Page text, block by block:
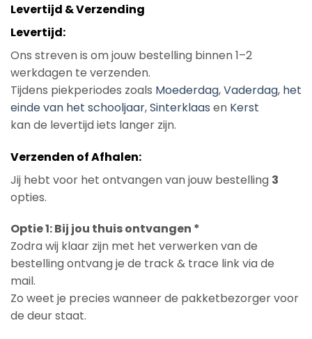
Levertijd & Verzending
Levertijd:
Ons streven is om jouw bestelling binnen 1–2
werkdagen te verzenden.
Tijdens piekperiodes zoals Moederdag,Vaderdag, het
einde van het schooljaar,Sinterklaas en Kerst
kan de levertijd iets langer zijn.
Verzenden of Afhalen:
Jij hebt voor het ontvangen van jouw bestelling 3
opties.
Optie 1: Bij jou thuis ontvangen *
Zodra wij klaar zijn met het verwerken van de
bestelling ontvang je de track & trace link via de
mail.
Zo weet je precies wanneer de pakketbezorger voor
de deur staat.